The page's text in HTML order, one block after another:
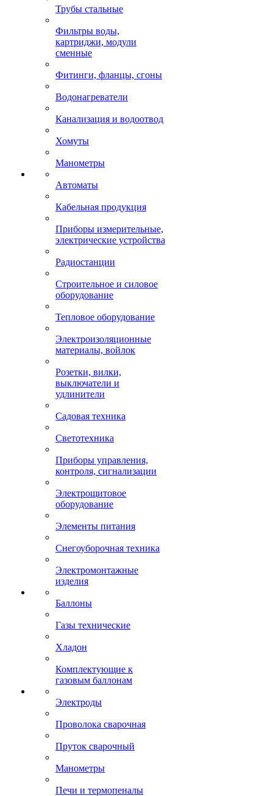
Трубы стальные
Фильтры воды,
картриджи, модули
сменные
Фитинги, фланцы, сгоны
Водонагреватели
Канализация и водоотвод
Хомуты
Манометры
Автоматы
Кабельная продукция
Приборы измерительные,
электрические устройства
Радиостанции
Строительное и силовое
оборудование
Тепловое оборудование
Электроизоляционные
материалы, войлок
Розетки, вилки,
выключатели и
удлинители
Садовая техника
Светотехника
Приборы управления,
контроля, сигнализации
Электрощитовое
оборудование
Элементы питания
Снегоуборочная техника
Электромонтажные
изделия
Баллоны
Газы технические
Хладон
Комплектующие к
газовым баллонам
Электроды
Проволока сварочная
Пруток сварочный
Манометры
Печи и термопеналы